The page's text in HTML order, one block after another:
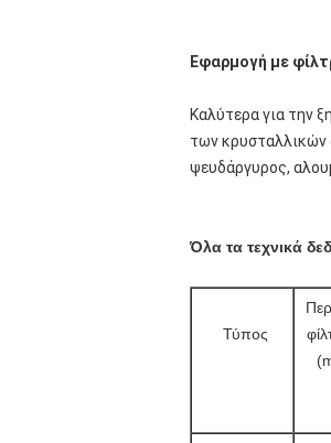
Εφαρμογή με
Καλύτερα για την
των κρυσταλλικών
ψευδάργυρος,
Όλα τα τεχνικά
Τύπος